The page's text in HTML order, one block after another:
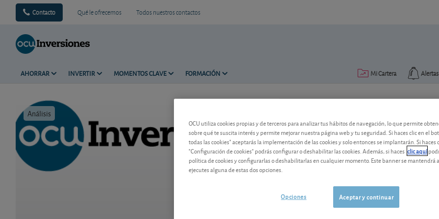
Contacto Qué le ofrecemos Todos nuestros contactos
AHORRAR INVERTIR MOMENTOS CLAVE FORMACIÓN Alertas
Mi Cartera
Análisis
Bank of America rebaja la
La cotización de la operadora de
recomendación del banco americano.
GB00BH4HKS39
OCU utiliza cookies propias y de terceros para analizar tus hábitos de navegación, lo que permite
sobre qué te suscita interés y permite mejorar nuestra página web y tu seguridad. Si haces clic en el
todas las cookies" aceptarás la implementación de las cookies y solo entonces se implantarán. Si haces
"Configuración de cookies" podrás configurar o deshabilitar las cookies. Además, si haces clic aquí
política de cookies y configurarlas o deshabilitarlas en cualquier momento. Este banner se mantendrá
ejecutes alguna de estas dos opciones.
Aceptar y continuar
Opciones